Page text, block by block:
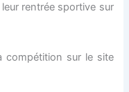
rentrée sportive sur
compétition sur le site